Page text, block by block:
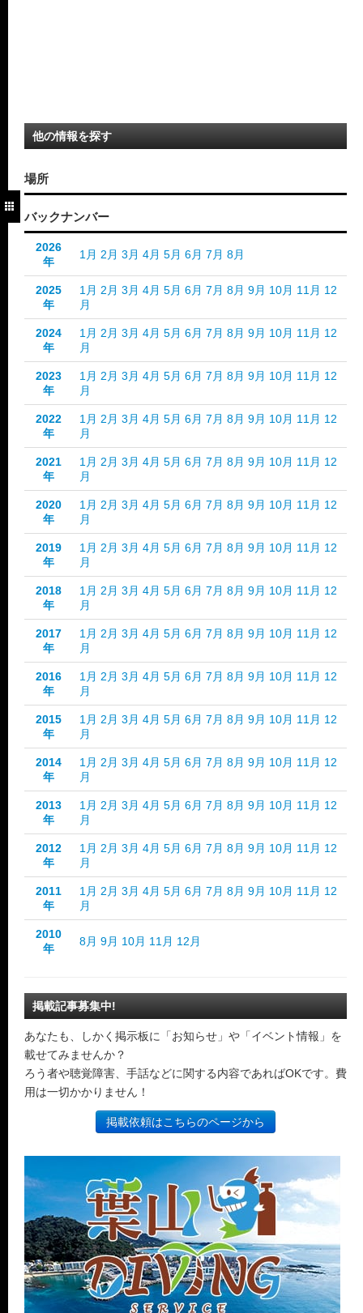
他の情報を探す
場所
バックナンバー
2026
年
1月 2月 3月 4月 5月 6月 7月 8月
2025
年
1月 2月 3月 4月 5月 6月 7月 8月 9月 10月 11月 12
月
2024
年
1月 2月 3月 4月 5月 6月 7月 8月 9月 10月 11月 12
月
2023
年
1月 2月 3月 4月 5月 6月 7月 8月 9月 10月 11月 12
月
2022
年
1月 2月 3月 4月 5月 6月 7月 8月 9月 10月 11月 12
月
2021
年
1月 2月 3月 4月 5月 6月 7月 8月 9月 10月 11月 12
月
2020
年
1月 2月 3月 4月 5月 6月 7月 8月 9月 10月 11月 12
月
2019
年
1月 2月 3月 4月 5月 6月 7月 8月 9月 10月 11月 12
月
2018
年
1月 2月 3月 4月 5月 6月 7月 8月 9月 10月 11月 12
月
2017
年
1月 2月 3月 4月 5月 6月 7月 8月 9月 10月 11月 12
月
2016
年
1月 2月 3月 4月 5月 6月 7月 8月 9月 10月 11月 12
月
2015
年
1月 2月 3月 4月 5月 6月 7月 8月 9月 10月 11月 12
月
2014
年
1月 2月 3月 4月 5月 6月 7月 8月 9月 10月 11月 12
月
2013
年
1月 2月 3月 4月 5月 6月 7月 8月 9月 10月 11月 12
月
2012
年
1月 2月 3月 4月 5月 6月 7月 8月 9月 10月 11月 12
月
2011
年
1月 2月 3月 4月 5月 6月 7月 8月 9月 10月 11月 12
月
2010
年
8月 9月 10月 11月 12月
掲載記事募集中!
あなたも、しかく掲示板に「お知らせ」や「イベント情報」を
載せてみませんか？
ろう者や聴覚障害、手話などに関する内容であればOKです。費
用は一切かかりません！
掲載依頼はこちらのページから